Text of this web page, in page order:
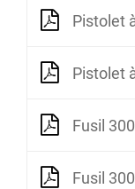
Pistolet à
Pistolet à
Fusil
Fusil